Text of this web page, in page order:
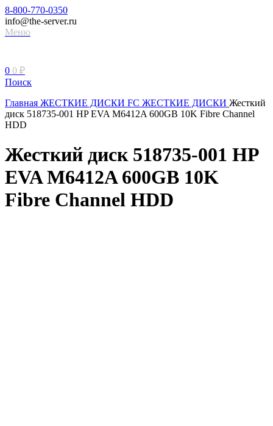
8-800-770-0350
info@the-server.ru
Меню
0 0 ₽
Поиск
Главная ЖЕСТКИЕ ДИСКИ FC ЖЕСТКИЕ ДИСКИ Жесткий
диск 518735-001 HP EVA M6412A 600GB 10K Fibre Channel
HDD
Жесткий диск 518735-001 HP
EVA M6412A 600GB 10K
Fibre Channel HDD